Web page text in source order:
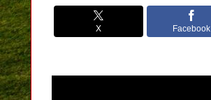
X Facebook